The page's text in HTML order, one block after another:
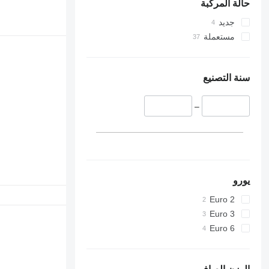
حالة المركبة
جديد
مستعملة
سنة التصنيع
–
يورو
Euro 2
Euro 3
Euro 6